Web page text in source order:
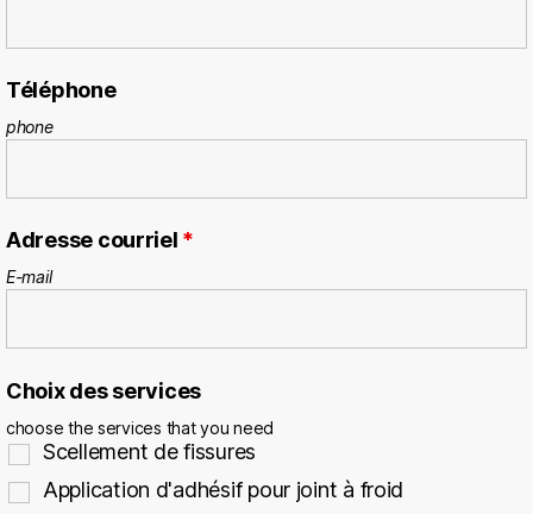
Téléphone
phone
Adresse courriel *
E-mail
Choix des services
Scellement de fissures
Application d'adhésif pour joint à froid
choose the services that you need